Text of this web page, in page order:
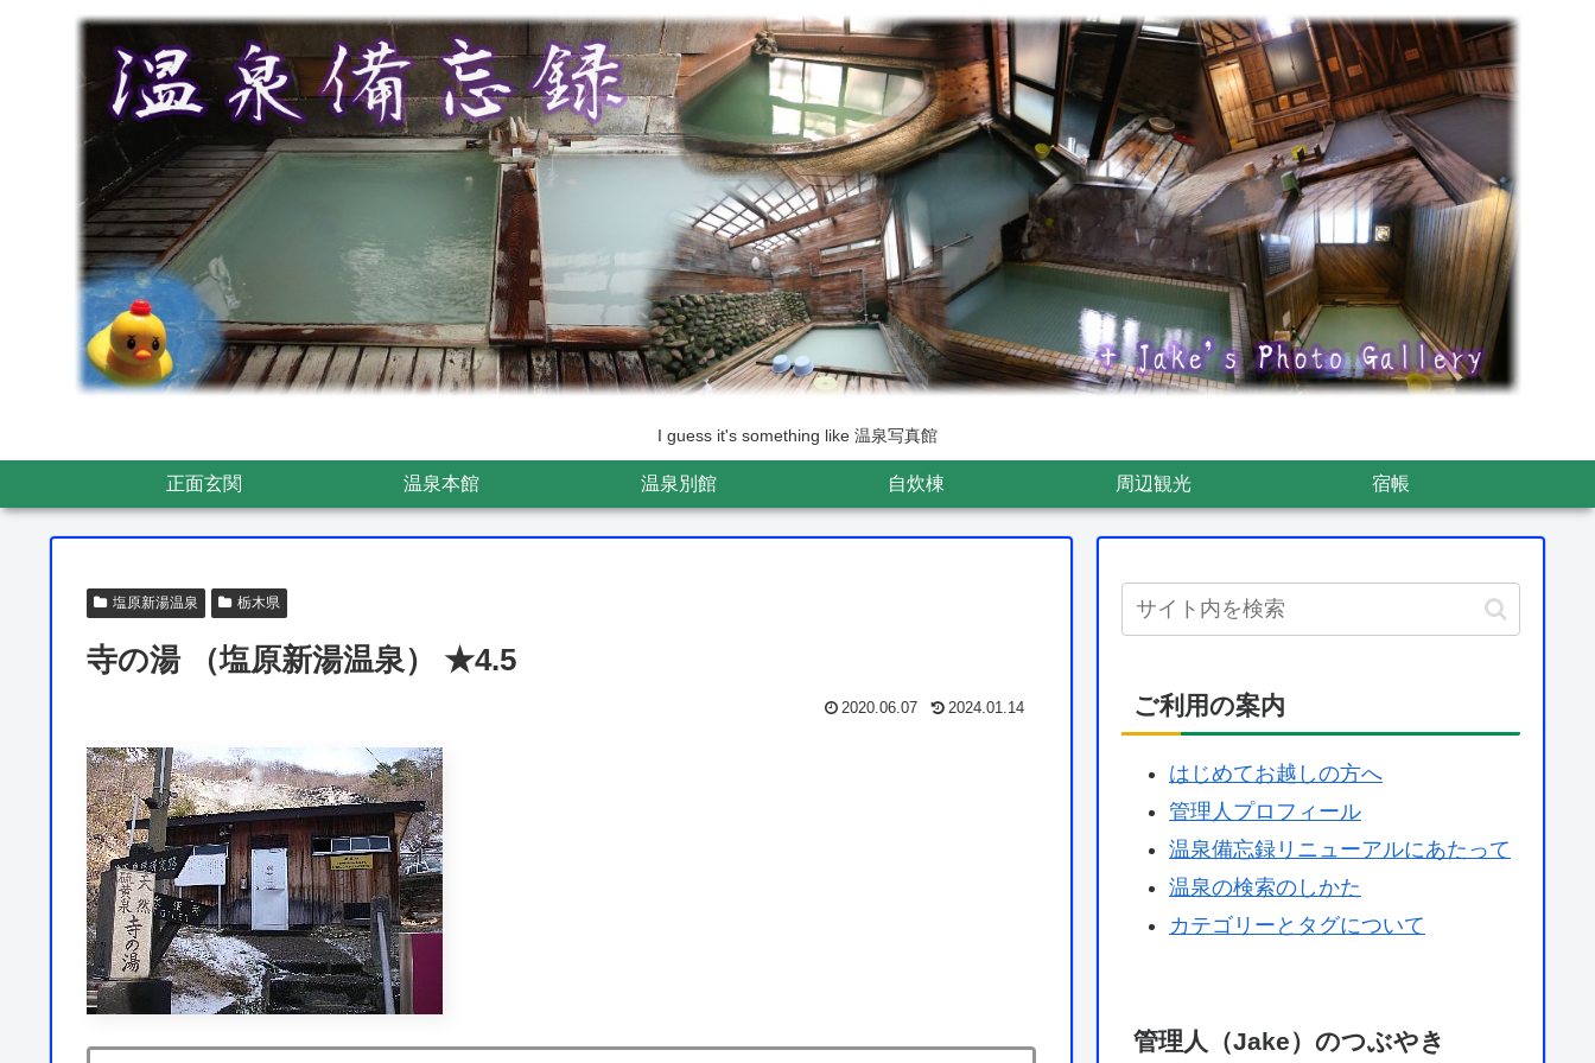
I guess it's something like 温泉写真館
正面玄関 温泉本館 温泉別館 自炊棟 周辺観光 宿帳
塩原新湯温泉 栃木県
寺の湯 （塩原新湯温泉） ★4.5
2020.06.07 2024.01.14 ご利用の案内
はじめてお越しの方へ
管理人プロフィール
温泉備忘録リニューアルにあたって
温泉の検索のしかた
カテゴリーとタグについて
管理人（Jake）のつぶやき